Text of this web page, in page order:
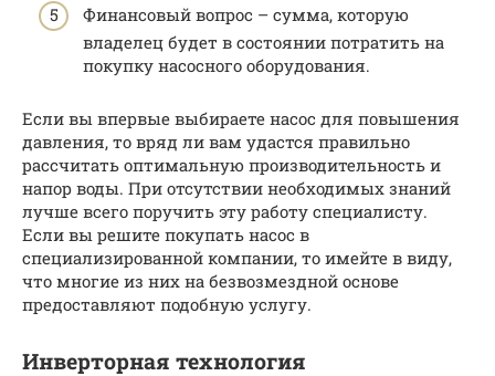
Финансовый вопрос – сумма, которую
владелец будет в состоянии потратить на
покупку насосного оборудования.
Если вы впервые выбираете насос для повышения
давления, то вряд ли вам удастся правильно
рассчитать оптимальную производительность и
напор воды. При отсутствии необходимых знаний
лучше всего поручить эту работу специалисту.
Если вы решите покупать насос в
специализированной компании, то имейте в виду,
что многие из них на безвозмездной основе
предоставляют подобную услугу.
Инверторная технология